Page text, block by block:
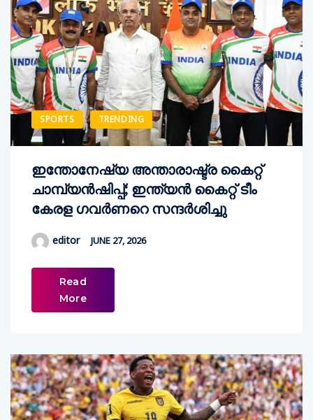
SPORTS TRENDING
ഇന്തോനേഷ്യ അന്താരാഷ്ട്ര കൈറ്റ്
ചാമ്പ്യന്‍ഷിപ്പ്; ഇന്ത്യന്‍ കൈറ്റ് ടീം
കേരള ഗവര്‍ണറെ സന്ദര്‍ശിച്ചു
editor JUNE 27, 2026
Read
More